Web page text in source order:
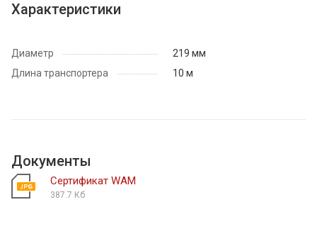
Характеристики
Диаметр
219 мм
Длина транспортера
10 м
Документы
Сертификат WAM
387.7 Кб